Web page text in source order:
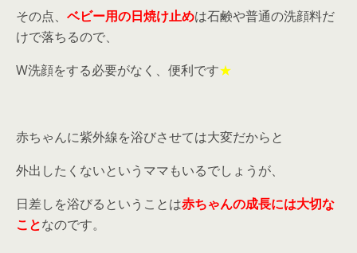
その点、 ベビー用の日焼け止めは石鹸や普通の洗顔料だ
けで落ちるので、
W洗顔をする必要がなく、便利です★
赤ちゃんに紫外線を浴びさせては大変だからと
外出したくないというママもいるでしょうが、
日差しを浴びるということは赤ちゃんの成長には大切な
ことなのです。